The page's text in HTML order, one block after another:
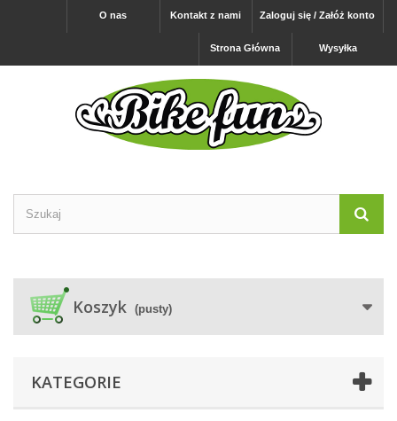
Zaloguj się / Załóż konto
Kontakt z nami
O nas
Wysyłka
Strona Główna
Koszyk (pusty)
KATEGORIE